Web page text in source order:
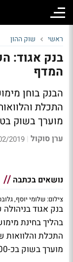
ראשי שוק ההון
בנק אגוד:
המדף
הבנק בוחן
התכלת
מוערך בשוק בטווח של 150-
ערן סוקול |
15:50
נושאים בכתבה
צילום: שלומי יוסף,
בנק אגוד
בהליך בחינת
התכלת
מוערך בשוק בכ-150-100 מיליון שקל.